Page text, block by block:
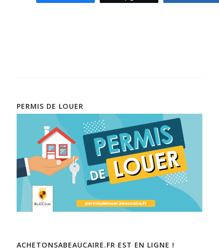
PERMIS DE LOUER
ACHETONSABEAUCAIRE.FR EST EN LIGNE !